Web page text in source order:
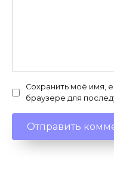
Сохранить моё имя,
браузере для